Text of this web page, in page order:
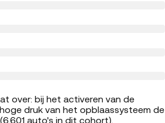
over: bij het activeren van de
druk van het opblaassysteem de
auto's in dit cohort).